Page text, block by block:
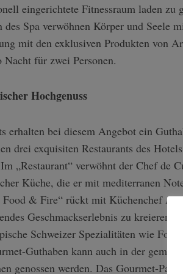
eingerichtete Fitnessraum laden
des Spa verwöhnen Körper und Seele
mit den exklusiven Produkten von
Nacht für zwei Personen.
Hochgenuss
erhalten bei diesem Angebot ein
drei exquisiten Restaurants des
„Restaurant“ verwöhnt der Chef de
Küche, die er mit mediterranen
Food & Fire“ rückt mit Küchenchef
Geschmackserlebnis zu kreieren.
Schweizer Spezialitäten wie
Guthaben kann auch in der
genossen werden. Das Gourmet-
S
r
h
r
: